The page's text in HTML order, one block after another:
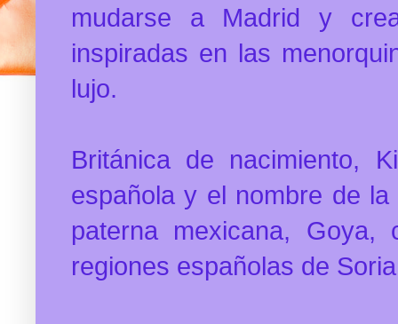
mudarse a Madrid y
inspiradas en las
lujo.
Británica de nacimiento,
española y el nombre de
paterna mexicana,
regiones españolas de